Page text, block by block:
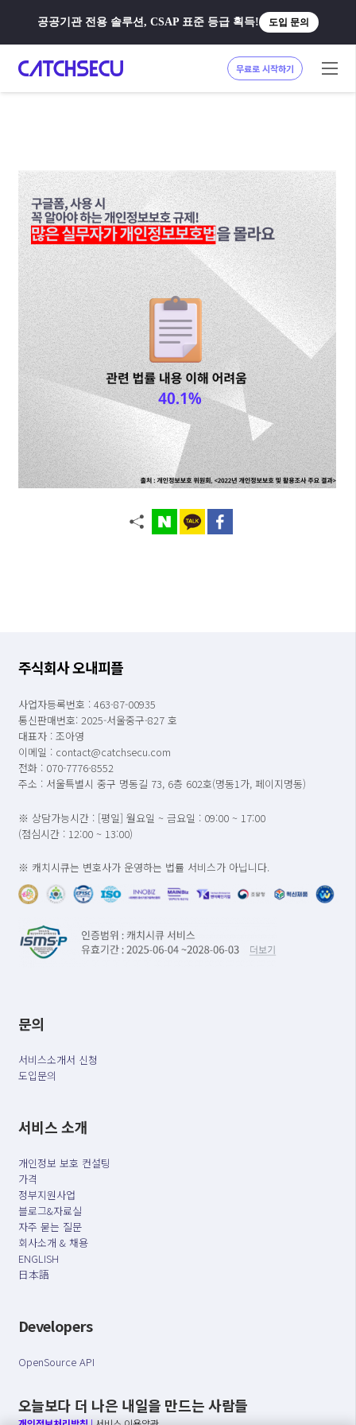
공공기관 전용 솔루션, CSAP 표준 등급 획득! 도입 문의
무료로 시작하기
주식회사 오내피플
사업자등록번호 : 463-87-00935
통신판매번호: 2025-서울중구-827 호
대표자 : 조아영
이메일 : contact@catchsecu.com
전화 : 070-7776-8552
주소 : 서울특별시 중구 명동길 73, 6층 602호(명동1가, 페이지명동)
※ 상담가능시간 : [평일] 월요일 ~ 금요일 : 09:00 ~ 17:00
(점심시간 : 12:00 ~ 13:00)
※ 캐치시큐는 변호사가 운영하는 법률 서비스가 아닙니다.
문의
서비스소개서 신청
도입문의
서비스 소개
개인정보 보호 컨설팅
가격
정부지원사업
블로그&자료실
자주 묻는 질문
회사소개 & 채용
ENGLISH
日本語
Developers
OpenSource API
오늘보다 더 나은 내일을 만드는 사람들